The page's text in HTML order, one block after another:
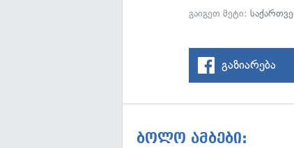
გაიგეთ მეტი:
გაზიარება
ბოლო ამბები: